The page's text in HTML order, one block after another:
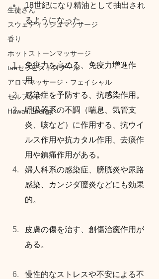
生徒さん
スウェディッシュマッサージ
香り
ホットストーンマッサージ
taeセラピストスクール
アロママッサージ・フェイシャル
セルフケア
Hawaii Energy
18世紀になり精油として抽出され
るようになった。
免疫力を高める、免疫力増進作
用。
感染症を予防する、抗感染作用。
呼吸器系の不調（喘息、気管支
炎、咳など）に作用する、抗ウイ
ルス作用や抗カタル作用、去痰作
用や鎮痛作用がある。
婦人科系の感染症、膀胱炎や尿路
感染、カンジダ膣炎などにも効果
的。
皮膚の傷を治す、創傷治癒作用が
ある。
慢性的なストレスや不安による不